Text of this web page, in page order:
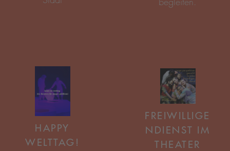
HAPPY
WELTTAG!
FREIWILLIGE
NDIENST IM
THEATER